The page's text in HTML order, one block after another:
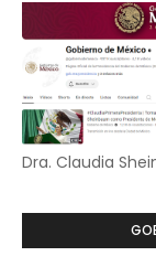
Dra. Claudia